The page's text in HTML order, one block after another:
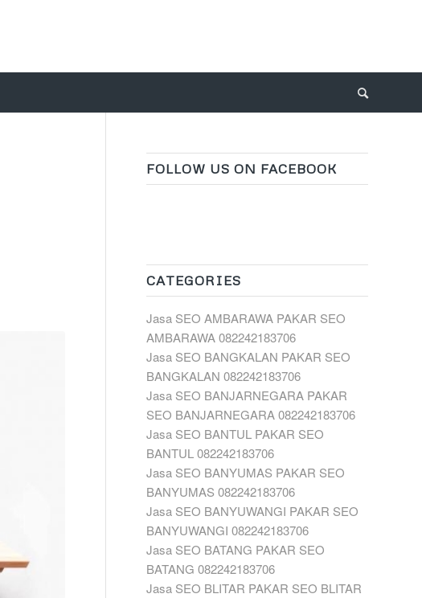
FOLLOW US ON FACEBOOK
CATEGORIES
Jasa SEO AMBARAWA PAKAR SEO
AMBARAWA 082242183706
Jasa SEO BANGKALAN PAKAR SEO
BANGKALAN 082242183706
Jasa SEO BANJARNEGARA PAKAR
SEO BANJARNEGARA 082242183706
Jasa SEO BANTUL PAKAR SEO
BANTUL 082242183706
Jasa SEO BANYUMAS PAKAR SEO
BANYUMAS 082242183706
Jasa SEO BANYUWANGI PAKAR SEO
BANYUWANGI 082242183706
Jasa SEO BATANG PAKAR SEO
BATANG 082242183706
Jasa SEO BLITAR PAKAR SEO BLITAR